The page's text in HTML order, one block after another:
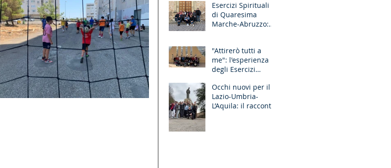
Esercizi Spirituali
di Quaresima
Marche-Abruzzo:
"Attirerò tutti a
me": l'esperienza
degli Esercizi
Liguria-Toscana e
GR Discernimento
Occhi nuovi per il
Lazio-Umbria-
L’Aquila: il racconto